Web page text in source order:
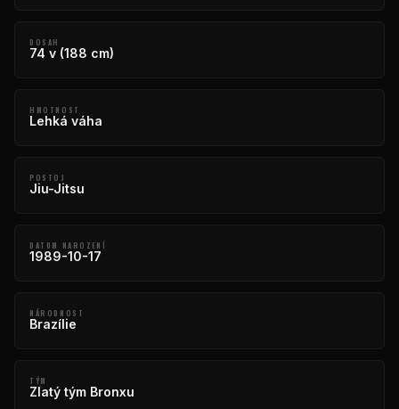
DOSAH
74 v (188 cm)
HMOTNOST
Lehká váha
POSTOJ
Jiu-Jitsu
DATUM NAROZENÍ
1989-10-17
NÁRODNOST
Brazílie
TÝM
Zlatý tým Bronxu